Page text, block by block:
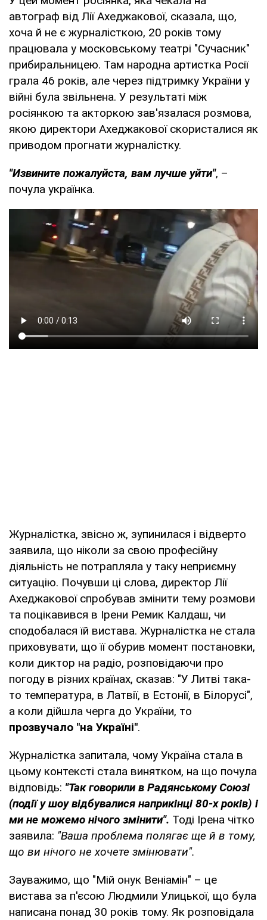
автограф від Лії Ахеджакової, сказала, що,
хоча й не є журналісткою, 20 років тому
працювала у московському театрі "Сучасник"
прибиральницею. Там народна артистка Росії
грала 46 років, але через підтримку України у
війні була звільнена. У результаті між
росіянкою та акторкою зав'язалася розмова,
якою директори Ахеджакової скористалися як
приводом прогнати журналістку.
"Извините пожалуйста, вам лучше уйти", –
почула українка.
Журналістка, звісно ж, зупинилася і відверто
заявила, що ніколи за свою професійну
діяльність не потрапляла у таку неприємну
ситуацію. Почувши ці слова, директор Лії
Ахеджакової спробував змінити тему розмови
та поцікавився в Ірени Ремик Калдаш, чи
сподобалася їй вистава. Журналістка не стала
приховувати, що її обурив момент постановки,
коли диктор на радіо, розповідаючи про
погоду в різних країнах, сказав: "У Литві така-
то температура, в Латвії, в Естонії, в Білорусі",
а коли дійшла черга до України, то
прозвучало "на Україні".
Журналістка запитала, чому Україна стала в
цьому контексті стала винятком, на що почула
відповідь: "Так говорили в Радянському Союзі
(події у шоу відбувалися наприкінці 80-х років) і
ми не можемо нічого змінити". Тоді Ірена чітко
заявила: "Ваша проблема полягає ще й в тому,
що ви нічого не хочете змінювати".
Зауважимо, що "Мій онук Веніамін" – це
вистава за п'єсою Людмили Улицької, що була
написана понад 30 років тому. Як розповідала